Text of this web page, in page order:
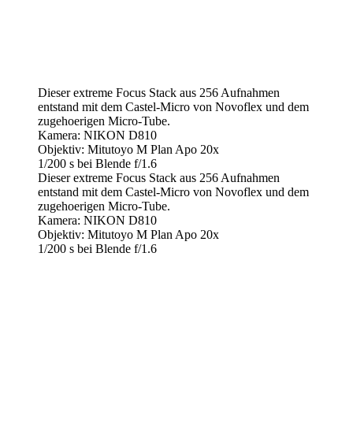
Dieser extreme Focus Stack aus 256 Aufnahmen
entstand mit dem Castel-Micro von Novoflex und dem
zugehoerigen Micro-Tube.
Kamera: NIKON D810
Objektiv: Mitutoyo M Plan Apo 20x
1/200 s bei Blende f/1.6
Dieser extreme Focus Stack aus 256 Aufnahmen
entstand mit dem Castel-Micro von Novoflex und dem
zugehoerigen Micro-Tube.
Kamera: NIKON D810
Objektiv: Mitutoyo M Plan Apo 20x
1/200 s bei Blende f/1.6